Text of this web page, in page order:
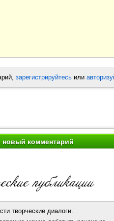
зарегистрируйтесь или
творческие диалоги.